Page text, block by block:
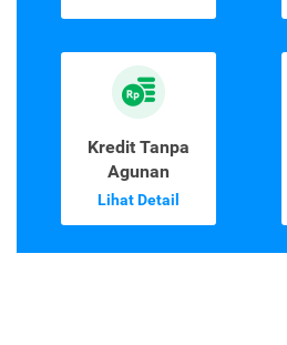
Kredit Tanpa
Agunan
Lihat Detail